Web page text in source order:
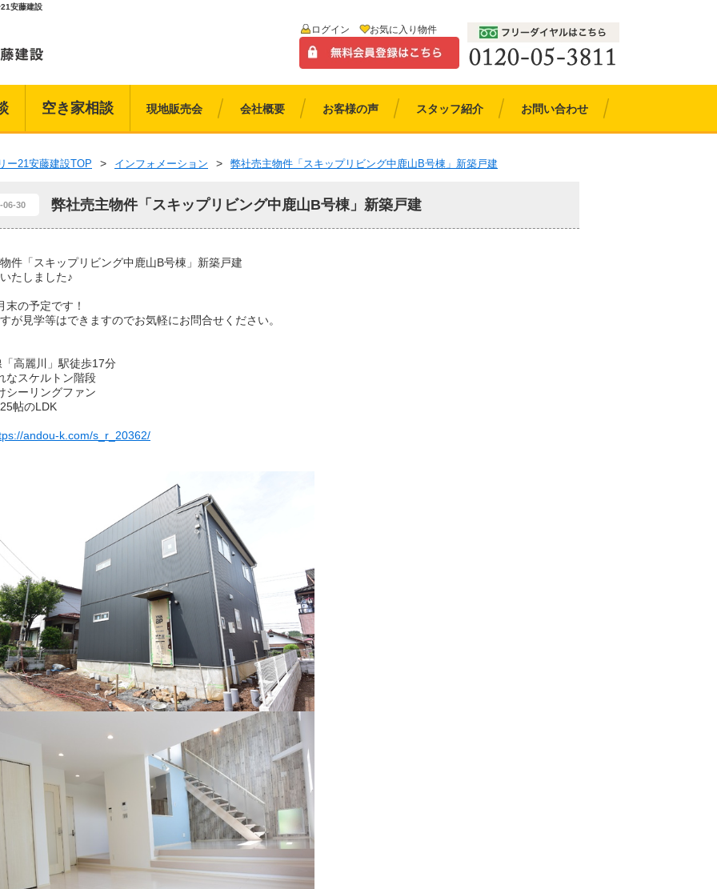
安藤建設
ログイン お気に入り物件
空き家相談 現地販売会 会社概要 お客様の声 スタッフ紹介 お問い合わせ
ー21安藤建設TOP インフォメーション 弊社売主物件「スキップリビング中鹿山B号棟」新築戸建
06-30 弊社売主物件「スキップリビング中鹿山B号棟」新築戸建
件「スキップリビング中鹿山B号棟」新築戸建
たしました♪
末の予定です！
が見学等はできますのでお気軽にお問合せください。
高麗川」駅徒歩17分
なスケルトン階段
シーリングファン
帖のLDK
andou-k.com/s_r_20362/